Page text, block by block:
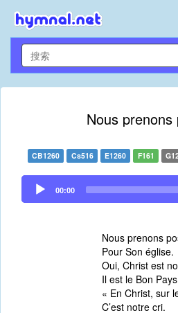
Nous prenons
CB1260 Cs516 E1260 F161
Audio
Player
00:00
Nous prenons
Pour Son église.
Oui, Christ est
Il est le Bon
« En Christ, sur
C’est notre cri.